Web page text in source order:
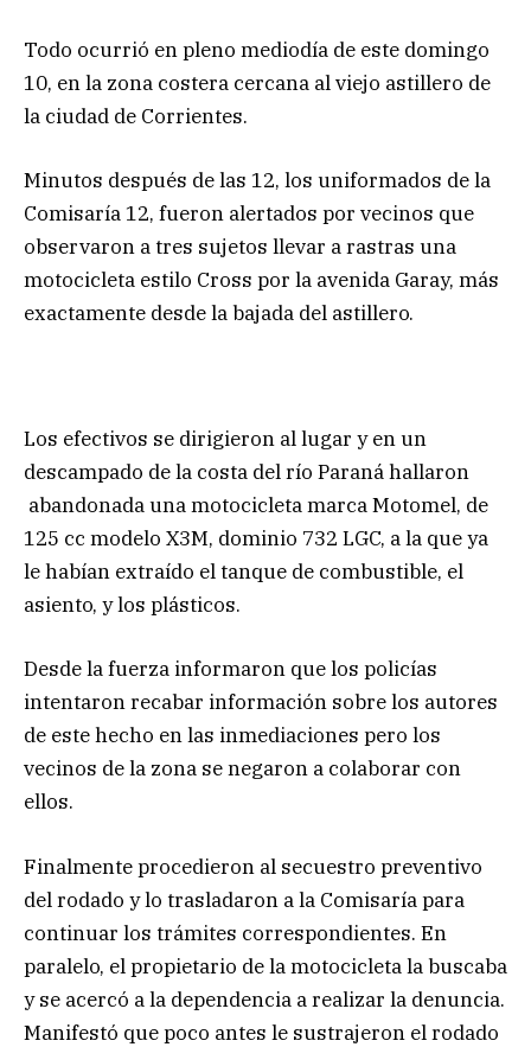
Todo ocurrió en pleno mediodía de este domingo
10, en la zona costera cercana al viejo astillero de
la ciudad de Corrientes.
Minutos después de las 12, los uniformados de la
Comisaría 12, fueron alertados por vecinos que
observaron a tres sujetos llevar a rastras una
motocicleta estilo Cross por la avenida Garay, más
exactamente desde la bajada del astillero.
Los efectivos se dirigieron al lugar y en un
descampado de la costa del río Paraná hallaron
abandonada una motocicleta marca Motomel, de
125 cc modelo X3M, dominio 732 LGC, a la que ya
le habían extraído el tanque de combustible, el
asiento, y los plásticos.
Desde la fuerza informaron que los policías
intentaron recabar información sobre los autores
de este hecho en las inmediaciones pero los
vecinos de la zona se negaron a colaborar con
ellos.
Finalmente procedieron al secuestro preventivo
del rodado y lo trasladaron a la Comisaría para
continuar los trámites correspondientes. En
paralelo, el propietario de la motocicleta la buscaba
y se acercó a la dependencia a realizar la denuncia.
Manifestó que poco antes le sustrajeron el rodado